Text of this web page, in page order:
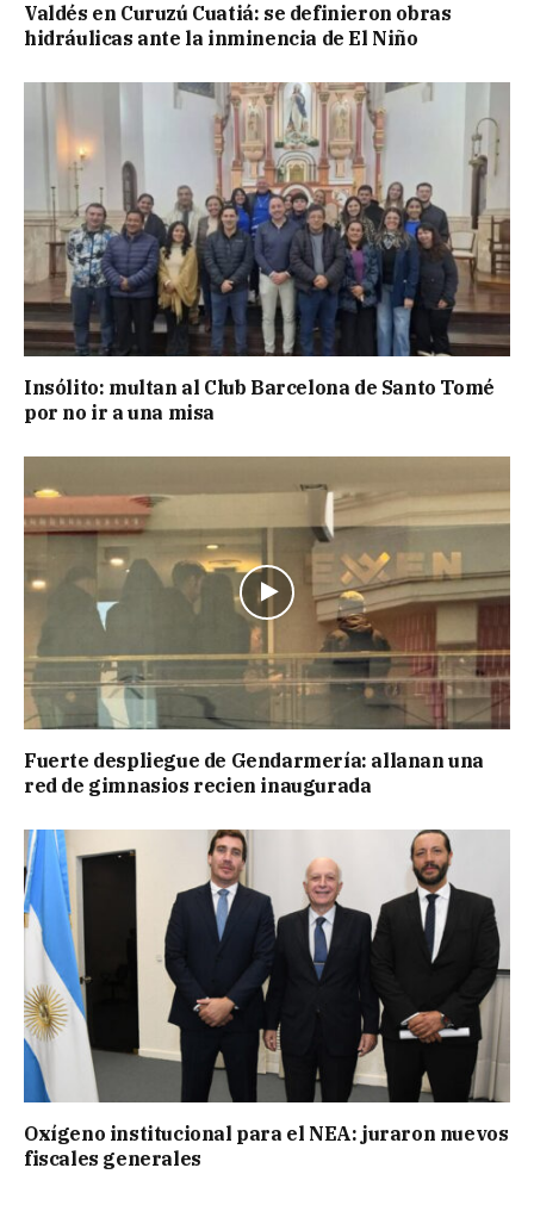
Valdés en Curuzú Cuatiá: se definieron obras
hidráulicas ante la inminencia de El Niño
Insólito: multan al Club Barcelona de Santo Tomé
por no ir a una misa
Fuerte despliegue de Gendarmería: allanan una
red de gimnasios recien inaugurada
Oxígeno institucional para el NEA: juraron nuevos
fiscales generales